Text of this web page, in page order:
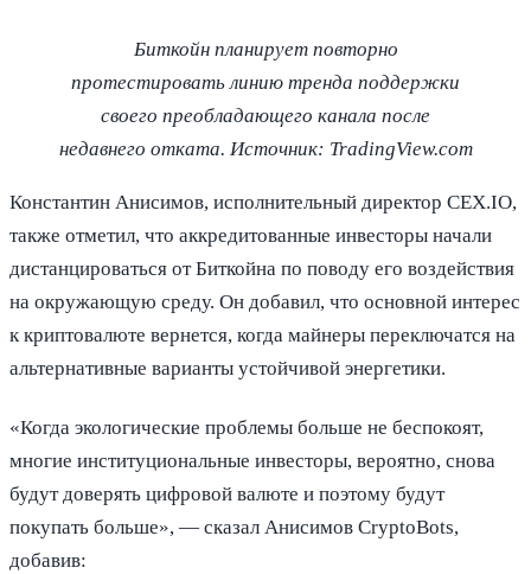
Биткойн планирует повторно
протестировать линию тренда поддержки
своего преобладающего канала после
недавнего отката. Источник: TradingView.com
Константин Анисимов, исполнительный директор CEX.IO,
также отметил, что аккредитованные инвесторы начали
дистанцироваться от Биткойна по поводу его воздействия
на окружающую среду. Он добавил, что основной интерес
к криптовалюте вернется, когда майнеры переключатся на
альтернативные варианты устойчивой энергетики.
«Когда экологические проблемы больше не беспокоят,
многие институциональные инвесторы, вероятно, снова
будут доверять цифровой валюте и поэтому будут
покупать больше», — сказал Анисимов CryptoBots,
добавив: